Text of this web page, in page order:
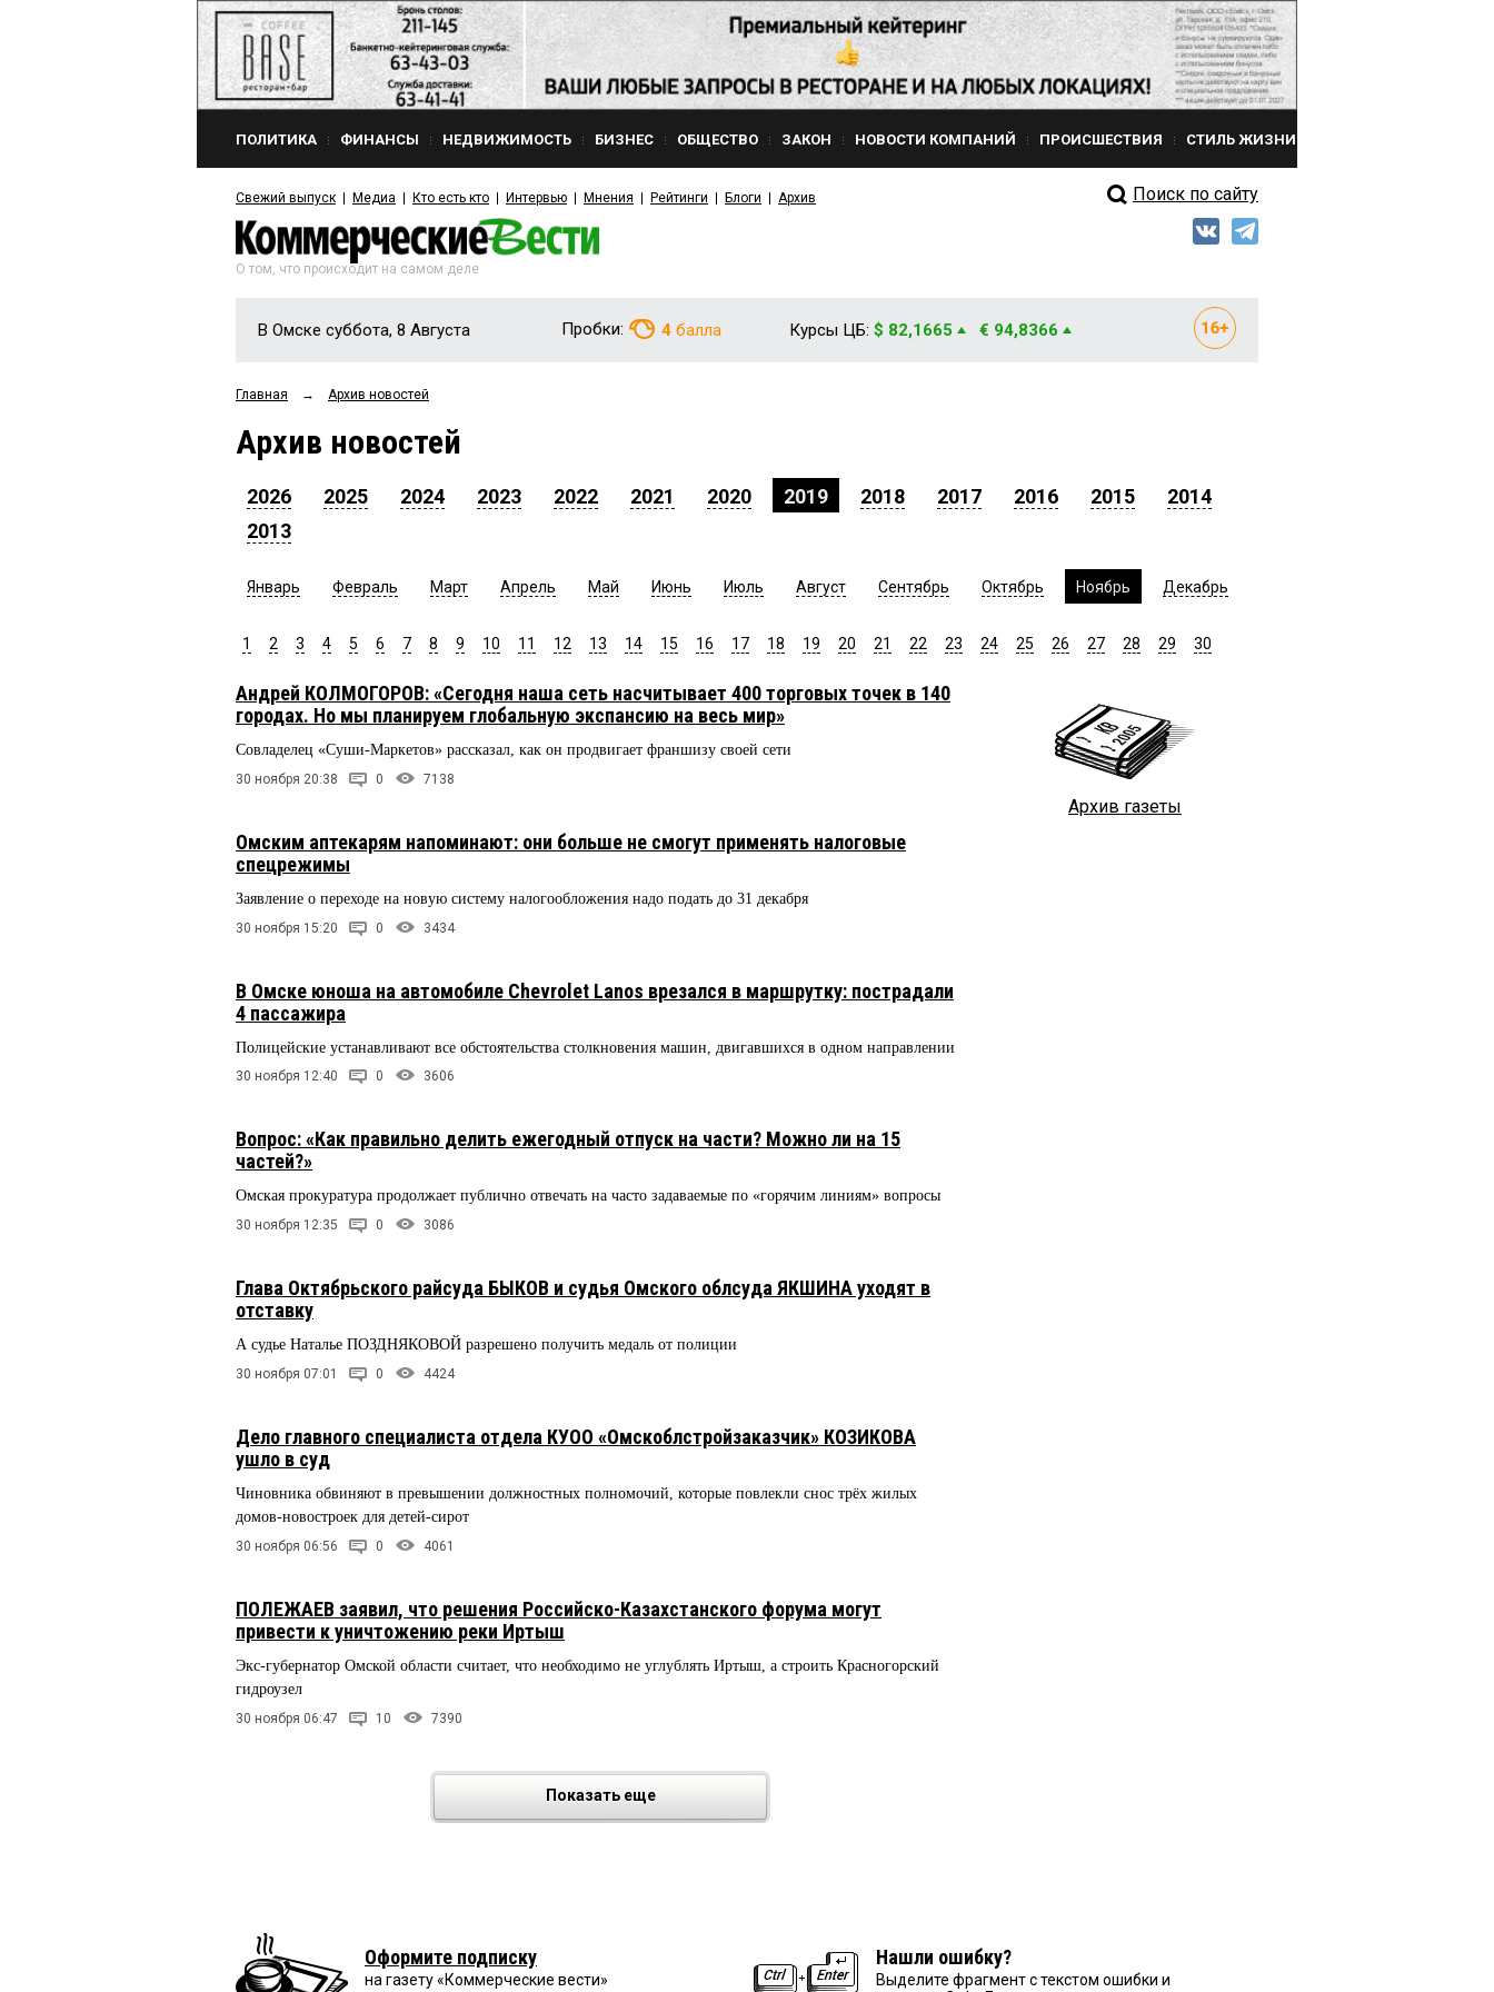
ПОЛИТИКА ФИНАНСЫ НЕДВИЖИМОСТЬ БИЗНЕС ОБЩЕСТВО ЗАКОН НОВОСТИ КОМПАНИЙ ПРОИСШЕСТВИЯ СТИЛЬ ЖИЗНИ
Свежий выпуск Медиа Кто есть кто Интервью Мнения Рейтинги Блоги Архив Поиск по сайту
О том, что происходит на самом деле
В Омске суббота, 8 Августа Пробки: 4 балла Курсы ЦБ: $ 82,1665 € 94,8366
Главная → Архив новостей
Архив новостей
2026 2025 2024 2023 2022 2021 2020 2019 2018 2017 2016 2015
2014
2013
Январь Февраль Март Апрель Май Июнь Июль Август Сентябрь Октябрь Ноябрь Декабрь
1 2 3 4 5 6 7 8 9 10 11 12 13 14 15 16 17 18 19 20 21 22 23 24 25 26 27 28 29 30
Андрей КОЛМОГОРОВ: «Сегодня наша сеть насчитывает 400 торговых точек в 140
городах. Но мы планируем глобальную экспансию на весь мир»
Совладелец «Суши-Маркетов» рассказал, как он продвигает франшизу своей сети
30 ноября 20:38 0 7138
Омским аптекарям напоминают: они больше не смогут применять налоговые
спецрежимы
Заявление о переходе на новую систему налогообложения надо подать до 31 декабря
30 ноября 15:20 0 3434
В Омске юноша на автомобиле Chevrolet Lanos врезался в маршрутку: пострадали
4 пассажира
Полицейские устанавливают все обстоятельства столкновения машин, двигавшихся в одном направлении
30 ноября 12:40 0 3606
Вопрос: «Как правильно делить ежегодный отпуск на части? Можно ли на 15
частей?»
Омская прокуратура продолжает публично отвечать на часто задаваемые по «горячим линиям» вопросы
30 ноября 12:35 0 3086
Глава Октябрьского райсуда БЫКОВ и судья Омского облсуда ЯКШИНА уходят в
отставку
А судье Наталье ПОЗДНЯКОВОЙ разрешено получить медаль от полиции
30 ноября 07:01 0 4424
Дело главного специалиста отдела КУОО «Омскоблстройзаказчик» КОЗИКОВА
ушло в суд
Чиновника обвиняют в превышении должностных полномочий, которые повлекли снос трёх жилых
домов-новостроек для детей-сирот
30 ноября 06:56 0 4061
ПОЛЕЖАЕВ заявил, что решения Российско-Казахстанского форума могут
привести к уничтожению реки Иртыш
Экс-губернатор Омской области считает, что необходимо не углублять Иртыш, а строить Красногорский
гидроузел
30 ноября 06:47 10 7390
Показать еще
Архив газеты
Оформите подписку
на газету «Коммерческие вести»
Нашли ошибку?
Выделите фрагмент с текстом ошибки и